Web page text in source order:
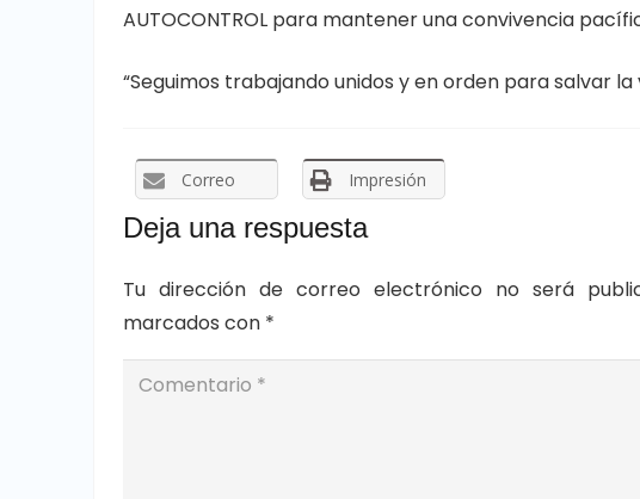
AUTOCONTROL para mantener una convivencia
“Seguimos trabajando unidos y en orden para salvar la
Correo Impresión
Deja una respuesta
Tu dirección de correo electrónico no será
marcados con *